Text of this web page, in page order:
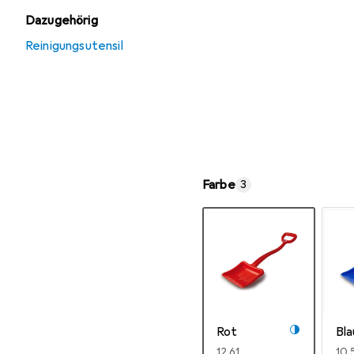
Dazugehörig
Reinigungsutensil
Farbe 3
Rot